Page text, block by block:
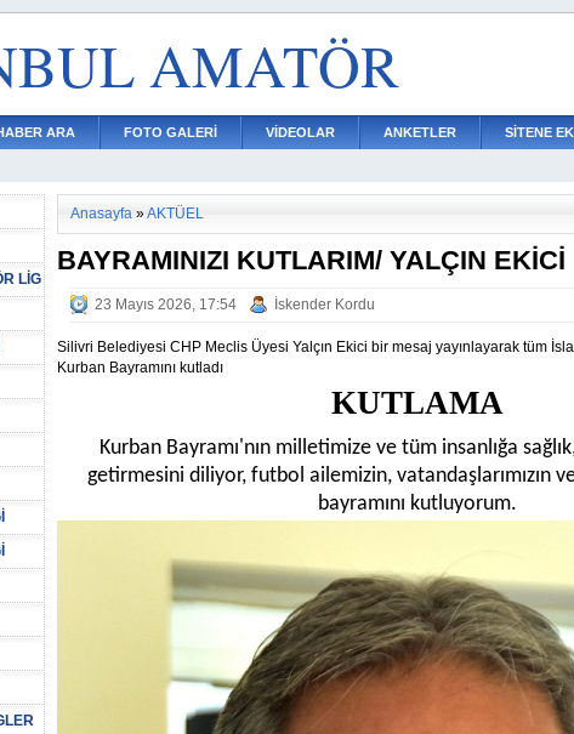
AMATÖR
ARA FOTO GALERİ VİDEOLAR ANKETLER SİTENE
LİG
Anasayfa »AKTÜEL
BAYRAMINIZI KUTLARIM/ YALÇIN EKİCİ
23 Mayıs 2026, 17:54 İskender Kordu
Silivri Belediyesi CHP Meclis Üyesi Yalçın Ekici bir mesaj yayınlayarak tüm
Kurban Bayramını kutladı
KUTLAMA
Kurban Bayramı'nın milletimize ve tüm insanlığa
getirmesini diliyor, futbol ailemizin, vatandaşlarımızın
bayramını kutluyorum.